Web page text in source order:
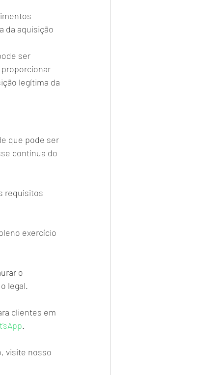
da aquisição
ser
legítima da
que pode ser
contínua do
requisitos
exercício
o
legal.
clientes em
.
visite nosso